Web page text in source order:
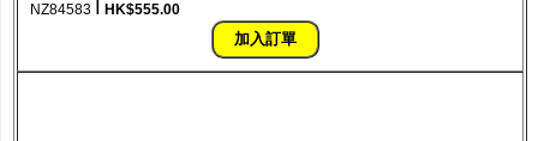
NZ84583 HK$555.00